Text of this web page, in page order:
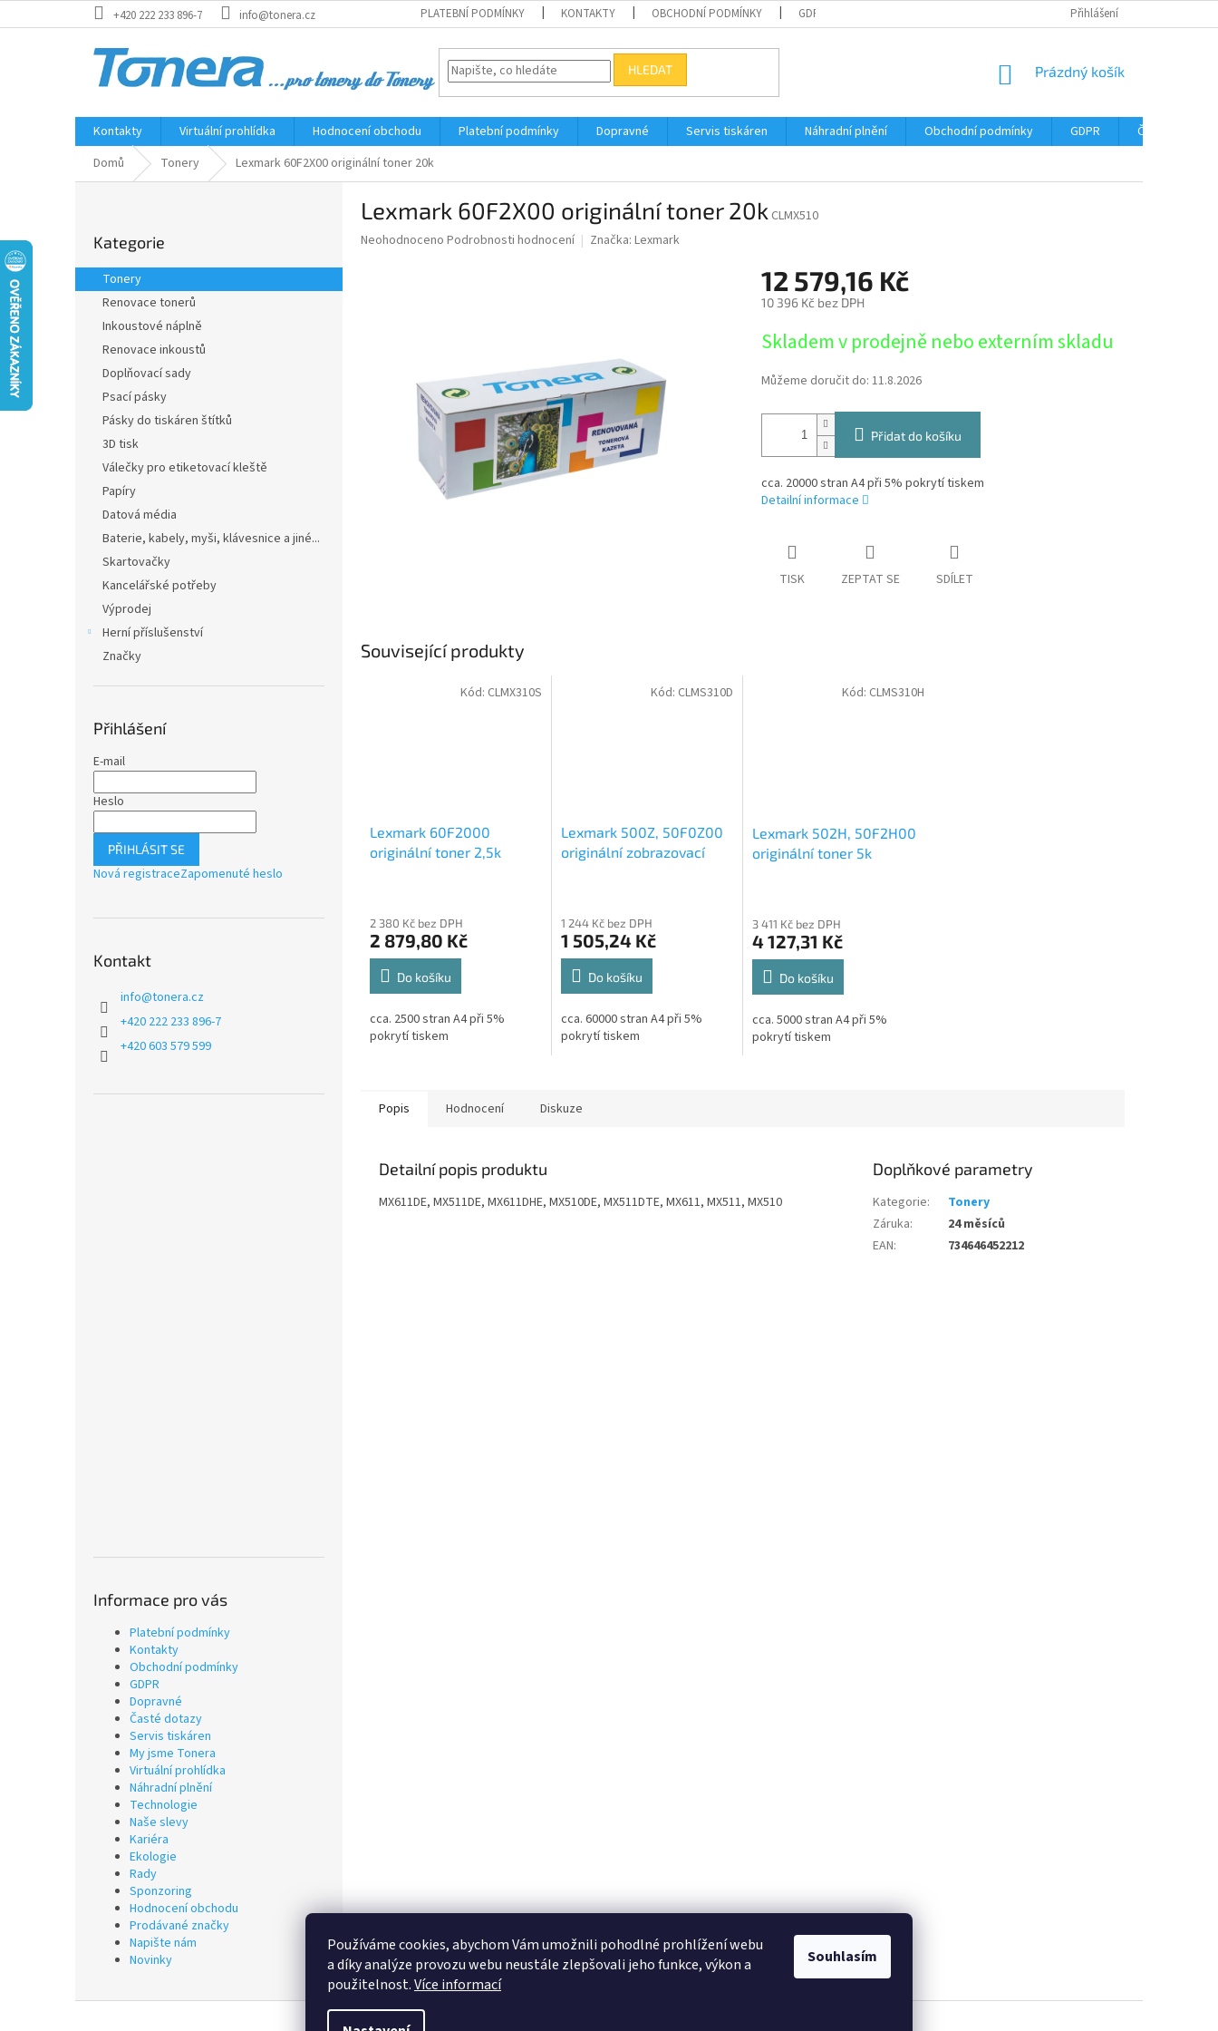
Používáme cookies, abychom Vám umožnili pohodlné prohlížení webu
a díky analýze provozu webu neustále zlepšovali jeho funkce, výkon a
použitelnost.Více informací
Souhlasím
na
+420 222 233 896-7 info@tonera.cz PLATEBNÍ PODMÍNKY KONTAKTY OBCHODNÍ PODMÍNKY GDPR SERVIS TISKÁREN
Přihlášení
HLEDAT
NÁKUPNÍ
Prázdný košík
Kontakty Virtuální prohlídka Hodnocení obchodu Platební podmínky Dopravné Servis tiskáren Náhradní plnění Obchodní podmínky GDPR
Časté dotazy
Domů
Tonery Lexmark 60F2X00 originální toner 20k
r
a
kategorie
Kategorie
Tonery
Renovace tonerů
Inkoustové náplně
Renovace inkoustů
Doplňovací sady
Psací pásky
Pásky do tiskáren štítků
3D tisk
Válečky pro etiketovací kleště
Papíry
Datová média
Baterie, kabely, myši, klávesnice a jiné...
Skartovačky
Kancelářské potřeby
Výprodej
Herní příslušenství
Značky
Přihlášení
E-mail
Heslo
PŘIHLÁSIT SE
Nová registraceZapomenuté heslo
Kontakt
info@tonera.cz
+420 222 233 896-7
+420 603 579 599
Informace pro vás
Platební podmínky
Kontakty
Obchodní podmínky
GDPR
Dopravné
Časté dotazy
Servis tiskáren
My jsme Tonera
Virtuální prohlídka
Náhradní plnění
Technologie
Naše slevy
Kariéra
Ekologie
Rady
Sponzoring
Hodnocení obchodu
Prodávané značky
Napište nám
Novinky
Lexmark 60F2X00 originální toner 20k CLMX510
Průměrné
Neohodnoceno Podrobnosti hodnocení Značka: Lexmark
12 579,16 Kč
10 396 Kč bez DPH
cena:
Skladem v prodejně nebo externím skladu
Můžeme doručit do: 11.8.2026
Přidat do košíku
cca. 20000 stran A4 při 5% pokrytí tiskem
Detailní informace
TISK ZEPTAT SE SDÍLET
Související produkty
Lexmark 60F2000
originální toner 2,5k
2 380 Kč bez DPH
2 879,80 Kč
Do košíku
cca. 2500 stran A4 při 5%
pokrytí tiskem
Kód: CLMX310S
Lexmark 500Z, 50F0Z00
originální zobrazovací
1 244 Kč bez DPH
1 505,24 Kč
Do košíku
cca. 60000 stran A4 při 5%
pokrytí tiskem
Kód: CLMS310D
Lexmark 502H, 50F2H00
originální toner 5k
3 411 Kč bez DPH
4 127,31 Kč
Do košíku
cca. 5000 stran A4 při 5%
pokrytí tiskem
Kód: CLMS310H
Popis Hodnocení Diskuze
Detailní popis produktu
MX611DE, MX511DE, MX611DHE, MX510DE, MX511DTE, MX611, MX511, MX510
Doplňkové parametry
Kategorie:
Tonery
Záruka:
24 měsíců
EAN: 734646452212